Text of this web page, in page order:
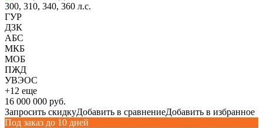
300, 310, 340, 360 л.с.
ГУР
ДЗК
АБС
МКБ
МОБ
ПЖД
УВЭОС
+12 еще
16 000 000 руб.
Запросить скидкуДобавить в сравнениеДобавить в избранное
Под заказ до 10 дней